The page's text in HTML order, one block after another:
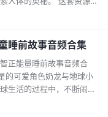
种疑问：我们是如何获得
什么会打嗝、为什么会
文并茂的方式呈现，专业
全面。重点知识点还配有
深入地了解自己的身体，
睡前故事音频合集
正能量睡前故事音频合
的可爱角色奶龙与地球小
生活的过程中，不断闹出
一对活宝的互动充满了欢